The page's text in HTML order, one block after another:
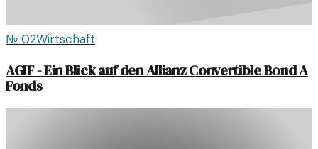
№ 02Wirtschaft
AGIF - Ein Blick auf den Allianz Convertible Bond A
Fonds